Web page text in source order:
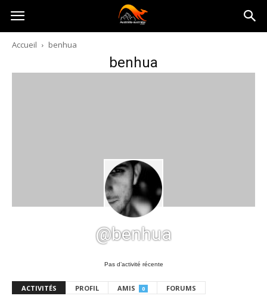
Australia-
australie.com
Accueil benhua
benhua
@benhua
Pas d’activité récente
ACTIVITÉS PROFIL AMIS 0 FORUMS